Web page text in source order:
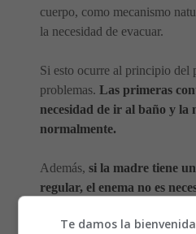
cuerpo, como mecanismo
la necesidad de evacuar.
Si esto ocurre al principio del
problemas. Las primeras
necesidad de ir al baño y la
normalmente.
Además, si la madre tiene
regular, el enema no es
Hasta hace unos años, el
Te damos la